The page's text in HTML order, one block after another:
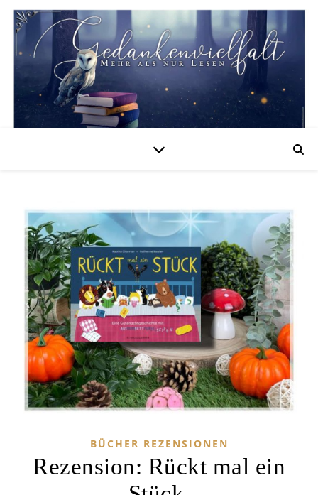
BÜCHER REZENSIONEN
Rezension: Rückt mal ein